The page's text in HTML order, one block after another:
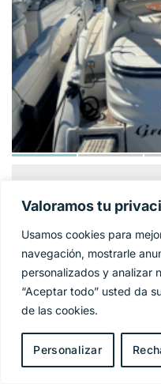
Valoramos tu
Usamos cookies para
navegación, mostrarle
personalizados y analizar
“Aceptar todo” usted da
de las cookies.
Personalizar
42
Año 2005
11,95 m
Manga 4 m
Combustible Diesel